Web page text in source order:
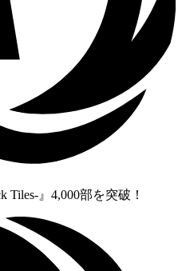
Tiles-』4,000部を突破！